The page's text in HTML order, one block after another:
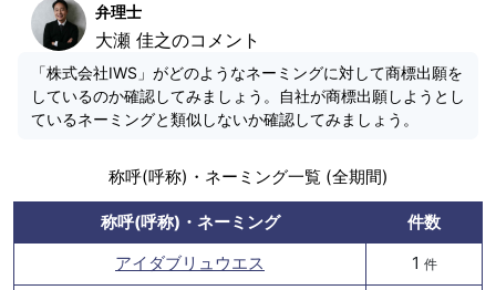
弁理士
大瀬 佳之のコメント
「株式会社IWS」がどのようなネーミングに対して商標出願を
しているのか確認してみましょう。自社が商標出願しようとし
ているネーミングと類似しないか確認してみましょう。
称呼(呼称)・ネーミング一覧 (全期間)
称呼(呼称)・ネーミング
件数
アイダブリュウエス
1 件